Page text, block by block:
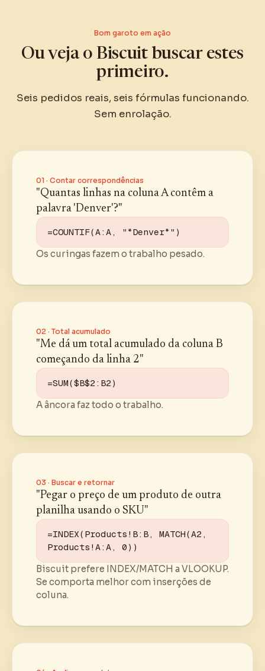
Bom garoto em ação
Ou veja o Biscuit buscar estes
primeiro.
Seis pedidos reais, seis fórmulas funcionando.
Sem enrolação.
01 · Contar correspondências
"Quantas linhas na coluna A contêm a
palavra 'Denver'?"
=COUNTIF(A:A, "*Denver*")
Os curingas fazem o trabalho pesado.
02 · Total acumulado
"Me dá um total acumulado da coluna B
começando da linha 2"
=SUM($B$2:B2)
A âncora faz todo o trabalho.
03 · Buscar e retornar
"Pegar o preço de um produto de outra
planilha usando o SKU"
=INDEX(Products!B:B, MATCH(A2,
Products!A:A, 0))
Biscuit prefere INDEX/MATCH a VLOOKUP.
Se comporta melhor com inserções de
coluna.